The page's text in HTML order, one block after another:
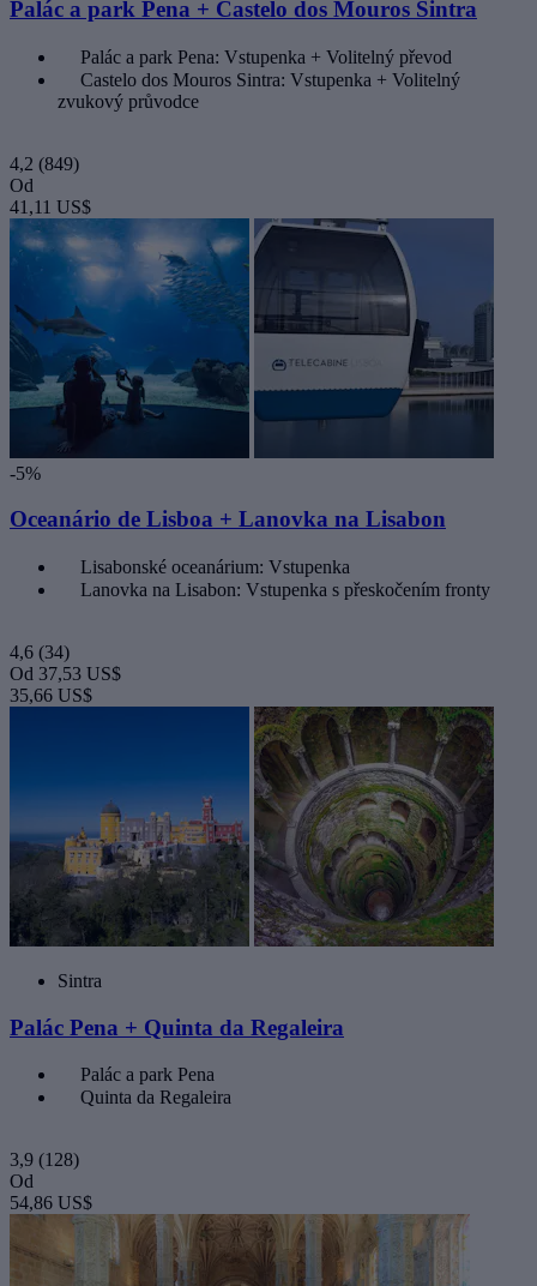
Palác a park Pena + Castelo dos Mouros Sintra
Palác a park Pena: Vstupenka + Volitelný převod
Castelo dos Mouros Sintra: Vstupenka + Volitelný
zvukový průvodce
4,2 (849)
Od
41,11 US$
-5%
Oceanário de Lisboa + Lanovka na Lisabon
Lisabonské oceanárium: Vstupenka
Lanovka na Lisabon: Vstupenka s přeskočením fronty
4,6 (34)
Od 37,53 US$
35,66 US$
Sintra
Palác Pena + Quinta da Regaleira
Palác a park Pena
Quinta da Regaleira
3,9 (128)
Od
54,86 US$